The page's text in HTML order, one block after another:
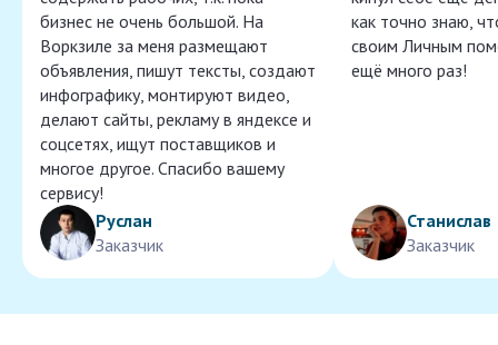
бизнес не очень большой. На
Воркзиле за меня размещают
объявления, пишут тексты, создают
инфографику, монтируют видео,
делают сайты, рекламу в яндексе и
соцсетях, ищут поставщиков и
многое другое. Спасибо вашему
сервису!
Руслан
Заказчик
как точно знаю,
своим Личным
ещё много раз!
Станислав
Заказчик